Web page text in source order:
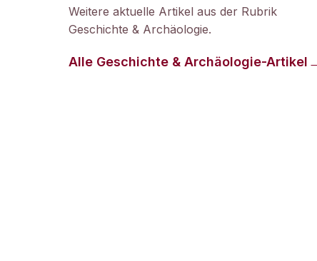
Weitere aktuelle Artikel aus der Rubrik
Geschichte & Archäologie.
Alle Geschichte & Archäologie-Artikel